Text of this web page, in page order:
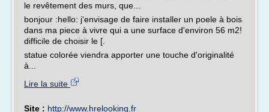
le revêtement des murs, que...
bonjour :hello: j'envisage de faire installer un poele à bois
dans ma piece à vivre qui a une surface d'environ 56 m2!
difficile de choisir le [.
statue colorée viendra apporter une touche d'originalité
à...
Lire la suite
Site : http://www.hrelooking.fr